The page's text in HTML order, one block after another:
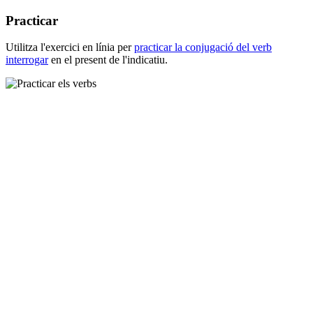
Practicar
Utilitza l'exercici en línia perpracticar la conjugació del verb
interrogaren el present de l'indicatiu.